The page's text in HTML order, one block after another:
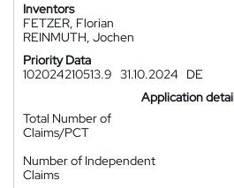
Inventors
FETZER, Florian
REINMUTH, Jochen
Priority Data
102024210513.9 31.10.2024
DE
Application
Total Number of
Claims/PCT
Number of Independent
Claims